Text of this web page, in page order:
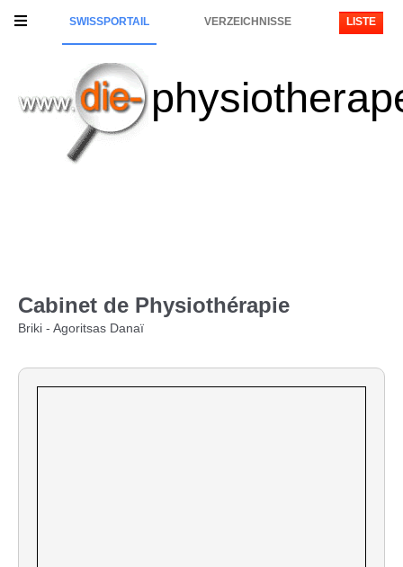
SWISSPORTAIL VERZEICHNISSE LISTE
Cabinet de Physiothérapie
Briki - Agoritsas Danaï